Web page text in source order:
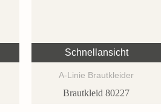
Schnellansicht
A-Linie Brautkleider
Brautkleid 80227